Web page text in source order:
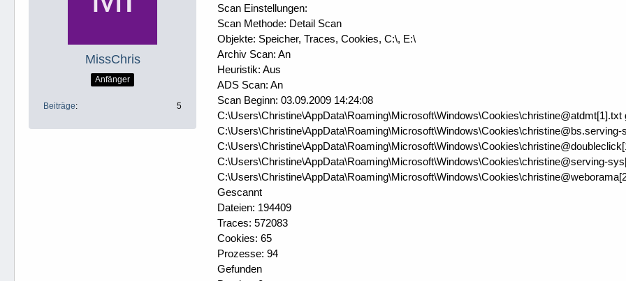
MissChris
Anfänger
Beiträge 5
Scan Einstellungen:
Scan Methode: Detail Scan
Objekte: Speicher, Traces, Cookies, C:\, E:\
Archiv Scan: An
Heuristik: Aus
ADS Scan: An
Scan Beginn: 03.09.2009 14:24:08
C:\Users\Christine\AppData\Roaming\Microsoft\Windows\Cookies\christine@serving-
Gescannt
Dateien: 194409
Traces: 572083
Cookies: 65
Prozesse: 94
Gefunden